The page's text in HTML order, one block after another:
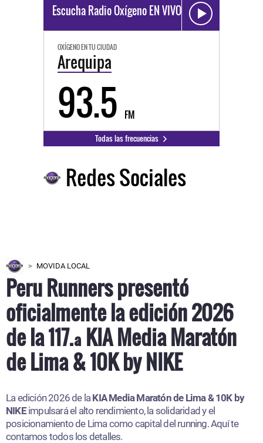
Escucha Radio Oxígeno EN VIVO
OXÍGENO EN TU CIUDAD
Arequipa
93.5 FM
Todas las frecuencias
Redes Sociales
MOVIDA LOCAL
Peru Runners presentó
oficialmente la edición 2026
de la 117.ª KIA Media Maratón
de Lima & 10K by NIKE
La edición 2026 de la KIA Media Maratón de Lima & 10K by
NIKEimpulsará el alto rendimiento, la solidaridad y el
posicionamiento de Lima como capital del running. Aquí te
contamos todos los detalles.